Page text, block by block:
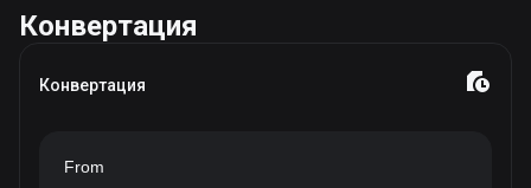
Конвертация
Конвертация
From